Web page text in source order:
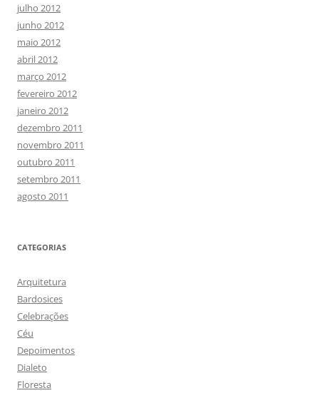
julho 2012
junho 2012
maio 2012
abril 2012
março 2012
fevereiro 2012
janeiro 2012
dezembro 2011
novembro 2011
outubro 2011
setembro 2011
agosto 2011
CATEGORIAS
Arquitetura
Bardosices
Celebrações
Céu
Depoimentos
Dialeto
Floresta